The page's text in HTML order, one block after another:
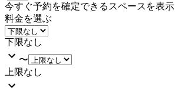
今すぐ予約を確定できるスペースを表示
料金を選ぶ
下限なし
〜
上限なし